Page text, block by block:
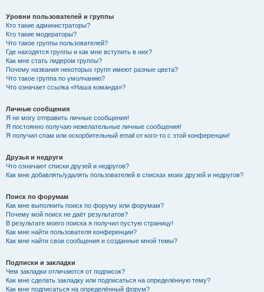
Уровни пользователей и группы
Кто такие администраторы?
Кто такие модераторы?
Что такое группы пользователей?
Где находятся группы и как мне вступить в них?
Как мне стать лидером группы?
Почему названия некоторых групп имеют разные цвета?
Что такое группа по умолчанию?
Что означает ссылка «Наша команда»?
Личные сообщения
Я не могу отправить личные сообщения!
Я постоянно получаю нежелательные личные сообщения!
Я получил спам или оскорбительный email от кого-то с этой конференции!
Друзья и недруги
Что означают списки друзей и недругов?
Как мне добавлять/удалять пользователей в списках моих друзей и недругов?
Поиск по форумам
Как мне выполнить поиск по форуму или форумам?
Почему мой поиск не даёт результатов?
В результате моего поиска я получил пустую страницу!
Как мне найти пользователя конференции?
Как мне найти свои сообщения и созданные мной темы?
Подписки и закладки
Чем закладки отличаются от подписок?
Как мне сделать закладку или подписаться на определённую тему?
Как мне подписаться на определённый форум?